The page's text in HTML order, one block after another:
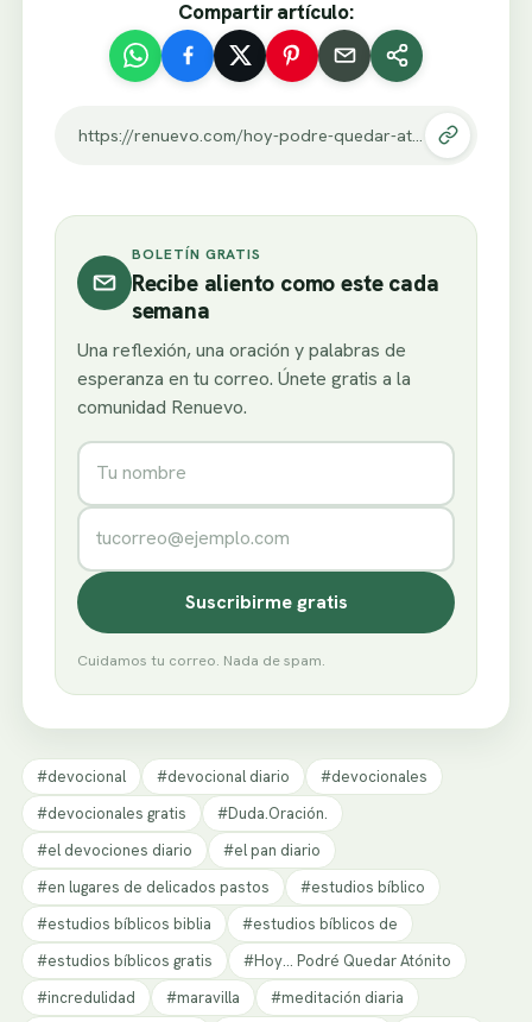
Compartir artículo:
https://renuevo.com/hoy-podre-quedar-atonito.html
BOLETÍN GRATIS
Recibe aliento como este cada
semana
Una reflexión, una oración y palabras de
esperanza en tu correo. Únete gratis a la
comunidad Renuevo.
Nombre
Correo electrónico
Suscribirme gratis
Cuidamos tu correo. Nada de spam.
#devocional #devocional diario
#devocionales
#devocionales gratis
#Duda.Oración.
#el devociones diario
#el pan diario
#en lugares de delicados pastos
#estudios bíblico
#estudios bíblicos biblia
#estudios bíblicos de
#estudios bíblicos gratis
#Hoy... Podré Quedar Atónito
#incredulidad
#maravilla
#meditación diaria